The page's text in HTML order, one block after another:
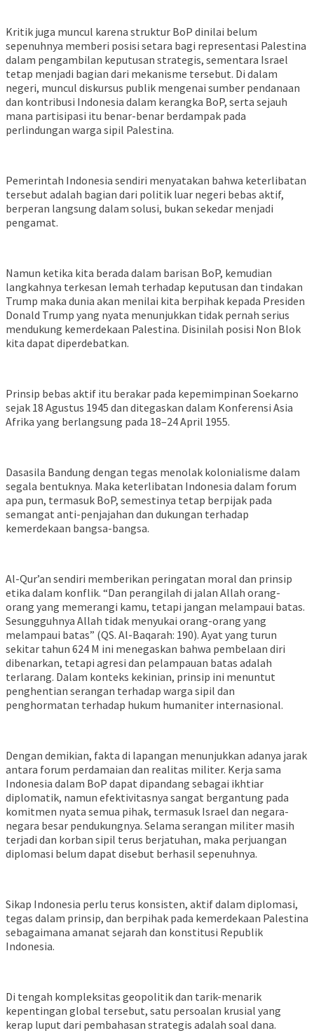
Kritik juga muncul karena struktur BoP dinilai belum
sepenuhnya memberi posisi setara bagi representasi Palestina
dalam pengambilan keputusan strategis, sementara Israel
tetap menjadi bagian dari mekanisme tersebut. Di dalam
negeri, muncul diskursus publik mengenai sumber pendanaan
dan kontribusi Indonesia dalam kerangka BoP, serta sejauh
mana partisipasi itu benar-benar berdampak pada
perlindungan warga sipil Palestina.
Pemerintah Indonesia sendiri menyatakan bahwa keterlibatan
tersebut adalah bagian dari politik luar negeri bebas aktif,
berperan langsung dalam solusi, bukan sekedar menjadi
pengamat.
Namun ketika kita berada dalam barisan BoP, kemudian
langkahnya terkesan lemah terhadap keputusan dan tindakan
Trump maka dunia akan menilai kita berpihak kepada Presiden
Donald Trump yang nyata menunjukkan tidak pernah serius
mendukung kemerdekaan Palestina. Disinilah posisi Non Blok
kita dapat diperdebatkan.
Prinsip bebas aktif itu berakar pada kepemimpinan Soekarno
sejak 18 Agustus 1945 dan ditegaskan dalam Konferensi Asia
Afrika yang berlangsung pada 18–24 April 1955.
Dasasila Bandung dengan tegas menolak kolonialisme dalam
segala bentuknya. Maka keterlibatan Indonesia dalam forum
apa pun, termasuk BoP, semestinya tetap berpijak pada
semangat anti-penjajahan dan dukungan terhadap
kemerdekaan bangsa-bangsa.
Al-Qur’an sendiri memberikan peringatan moral dan prinsip
etika dalam konflik. “Dan perangilah di jalan Allah orang-
orang yang memerangi kamu, tetapi jangan melampaui batas.
Sesungguhnya Allah tidak menyukai orang-orang yang
melampaui batas” (QS. Al-Baqarah: 190). Ayat yang turun
sekitar tahun 624 M ini menegaskan bahwa pembelaan diri
dibenarkan, tetapi agresi dan pelampauan batas adalah
terlarang. Dalam konteks kekinian, prinsip ini menuntut
penghentian serangan terhadap warga sipil dan
penghormatan terhadap hukum humaniter internasional.
Dengan demikian, fakta di lapangan menunjukkan adanya jarak
antara forum perdamaian dan realitas militer. Kerja sama
Indonesia dalam BoP dapat dipandang sebagai ikhtiar
diplomatik, namun efektivitasnya sangat bergantung pada
komitmen nyata semua pihak, termasuk Israel dan negara-
negara besar pendukungnya. Selama serangan militer masih
terjadi dan korban sipil terus berjatuhan, maka perjuangan
diplomasi belum dapat disebut berhasil sepenuhnya.
Sikap Indonesia perlu terus konsisten, aktif dalam diplomasi,
tegas dalam prinsip, dan berpihak pada kemerdekaan Palestina
sebagaimana amanat sejarah dan konstitusi Republik
Indonesia.
Di tengah kompleksitas geopolitik dan tarik-menarik
kepentingan global tersebut, satu persoalan krusial yang
kerap luput dari pembahasan strategis adalah soal dana.